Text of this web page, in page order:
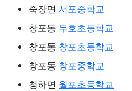
죽장면 서포중학교
창포동 두호초등학교
창포동 창포초등학교
창포동 창포중학교
청하면 월포초등학교